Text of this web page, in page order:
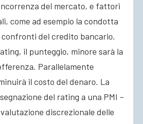
del mercato, e fattori
come ad esempio la condotta
confronti del credito bancario.
il punteggio, minore sarà la
Parallelamente
il costo del denaro. La
del rating a una PMI –
discrezionale delle